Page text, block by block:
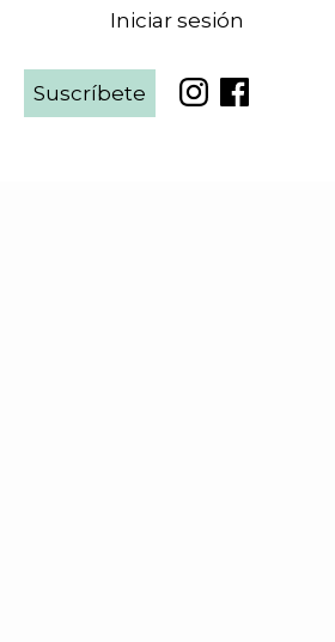
Suscríbete
Iniciar sesión